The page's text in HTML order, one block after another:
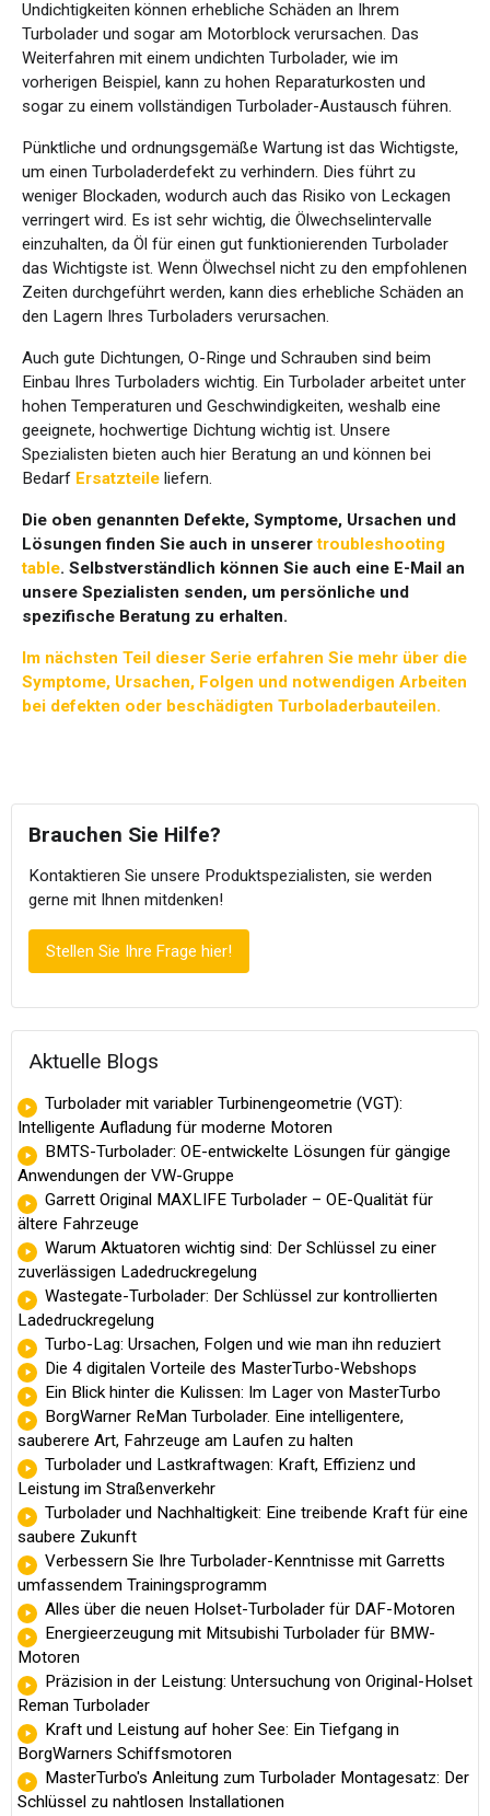
Undichtigkeiten können erhebliche Schäden an Ihrem
Turbolader und sogar am Motorblock verursachen. Das
Weiterfahren mit einem undichten Turbolader, wie im
vorherigen Beispiel, kann zu hohen Reparaturkosten und
sogar zu einem vollständigen Turbolader-Austausch führen.
Pünktliche und ordnungsgemäße Wartung ist das Wichtigste,
um einen Turboladerdefekt zu verhindern. Dies führt zu
weniger Blockaden, wodurch auch das Risiko von Leckagen
verringert wird. Es ist sehr wichtig, die Ölwechselintervalle
einzuhalten, da Öl für einen gut funktionierenden Turbolader
das Wichtigste ist. Wenn Ölwechsel nicht zu den empfohlenen
Zeiten durchgeführt werden, kann dies erhebliche Schäden an
den Lagern Ihres Turboladers verursachen.
Auch gute Dichtungen, O-Ringe und Schrauben sind beim
Einbau Ihres Turboladers wichtig. Ein Turbolader arbeitet unter
hohen Temperaturen und Geschwindigkeiten, weshalb eine
geeignete, hochwertige Dichtung wichtig ist. Unsere
Spezialisten bieten auch hier Beratung an und können bei
Bedarf Ersatzteile liefern.
Die oben genannten Defekte, Symptome, Ursachen und
Lösungen finden Sie auch in unserertroubleshooting
table. Selbstverständlich können Sie auch eine E-Mail an
unsere Spezialisten senden, um persönliche und
spezifische Beratung zu erhalten.
Im nächsten Teil dieser Serie erfahren Sie mehr über die
Symptome, Ursachen, Folgen und notwendigen Arbeiten
bei defekten oder beschädigten Turboladerbauteilen.
Brauchen Sie Hilfe?
Kontaktieren Sie unsere Produktspezialisten, sie werden
gerne mit Ihnen mitdenken!
Stellen Sie Ihre Frage hier!
Aktuelle Blogs
Turbolader mit variabler Turbinengeometrie (VGT):
Intelligente Aufladung für moderne Motoren
BMTS-Turbolader: OE-entwickelte Lösungen für gängige
Anwendungen der VW-Gruppe
Garrett Original MAXLIFE Turbolader – OE-Qualität für
ältere Fahrzeuge
Warum Aktuatoren wichtig sind: Der Schlüssel zu einer
zuverlässigen Ladedruckregelung
Wastegate-Turbolader: Der Schlüssel zur kontrollierten
Ladedruckregelung
Turbo-Lag: Ursachen, Folgen und wie man ihn reduziert
Die 4 digitalen Vorteile des MasterTurbo-Webshops
Ein Blick hinter die Kulissen: Im Lager von MasterTurbo
BorgWarner ReMan Turbolader. Eine intelligentere,
sauberere Art, Fahrzeuge am Laufen zu halten
Turbolader und Lastkraftwagen: Kraft, Effizienz und
Leistung im Straßenverkehr
Turbolader und Nachhaltigkeit: Eine treibende Kraft für eine
saubere Zukunft
Verbessern Sie Ihre Turbolader-Kenntnisse mit Garretts
umfassendem Trainingsprogramm
Alles über die neuen Holset-Turbolader für DAF-Motoren
Energieerzeugung mit Mitsubishi Turbolader für BMW-
Motoren
Präzision in der Leistung: Untersuchung von Original-Holset
Reman Turbolader
Kraft und Leistung auf hoher See: Ein Tiefgang in
BorgWarners Schiffsmotoren
MasterTurbo's Anleitung zum Turbolader Montagesatz: Der
Schlüssel zu nahtlosen Installationen